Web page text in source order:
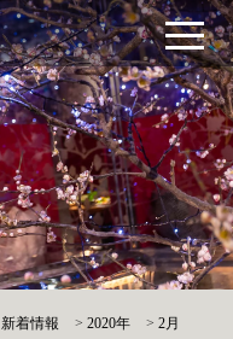
新着情報 >2020年 >2月